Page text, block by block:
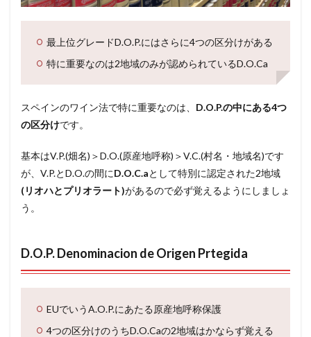
最上位グレードD.O.P.にはさらに4つの区分けがある
特に重要なのは2地域のみが認められているD.O.Ca
スペインのワイン法で特に重要なのは、 D.O.P.の中にある4つ
の区分けです。
基本はV.P.(畑名)＞D.O.(原産地呼称)＞V.C.(村名・地域名)です
が、V.P.とD.O.の間にD.O.C.aとして特別に認定された2地域
(リオハとプリオラート)があるので必ず覚えるようにしましょ
う。
D.O.P. Denominacion de Origen Prtegida
EUでいうA.O.P.にあたる原産地呼称保護
4つの区分けのうちD.O.Caの2地域はかならず覚える